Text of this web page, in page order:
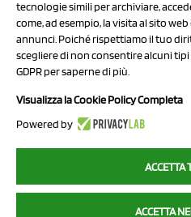
Cookie
Chi
2023 NCX Drahorad
myfruit.it è parte del
tecnologie simili per archiviare,
come, ad esempio, la visita al sito
annunci. Poiché rispettiamo il tuo
scegliere di non consentire alcuni tipi
GDPR per saperne di più.
Visualizza la Cookie Policy Completa
Powered by
ACCETTA
ACCETTA